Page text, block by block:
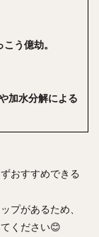
う億劫。
加水分解による
おすすめできる
プがあるため、
ください😊